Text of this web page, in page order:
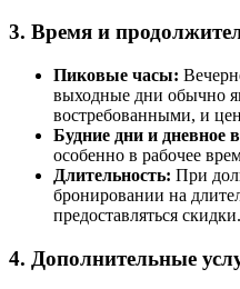
3. Время и
Пиковые часы:
выходные дни обычно
востребованными, и
Будние дни и дневное
особенно в рабочее
Длительность: При
бронировании на
предоставляться скидки.
4. Дополнительные